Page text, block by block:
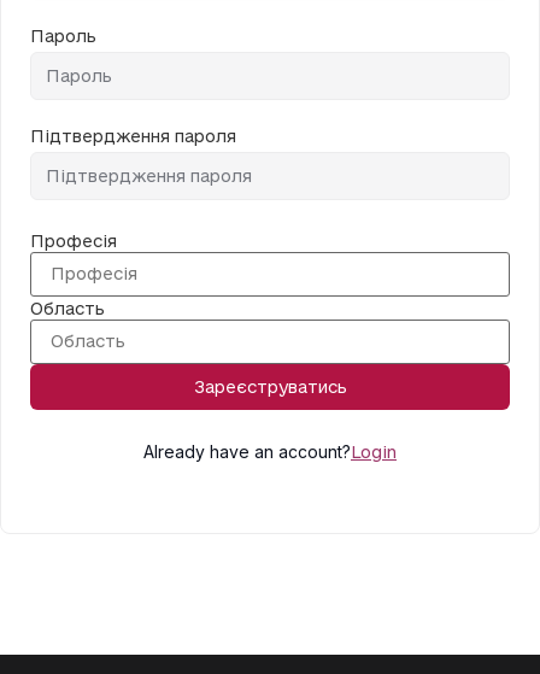
Пароль
Підтвердження пароля
Професія
Область
Зареєструватись
Already have an account?Login